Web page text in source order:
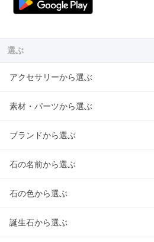
選ぶ
アクセサリーから選ぶ
素材・パーツから選ぶ
ブランドから選ぶ
石の名前から選ぶ
石の色から選ぶ
誕生石から選ぶ